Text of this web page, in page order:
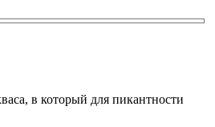
в который для пикантности